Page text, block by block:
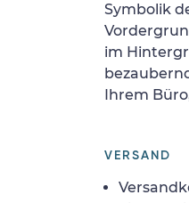
Symbolik
im
Ihrem
VERSAND